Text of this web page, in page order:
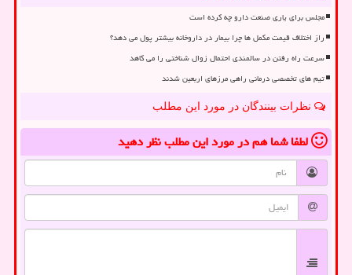
مجلس برای یاری صنعت دارو چه کرده است
راز اختلاف قیمت مکمل ها چرا بیمار در داروخانه بیشتر پول می دهد؟
سرعت راه رفتن در سالمندی احتمال زوال شناختی را می کاهد
تیم های تخصصی درمانی راهی مرزهای اربعین شدند
نظرات بینندگان در مورد این مطلب
لطفا شما همدر مورد این مطلبنظر دهید